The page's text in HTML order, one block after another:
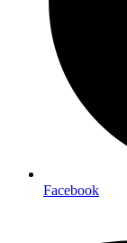
Facebook